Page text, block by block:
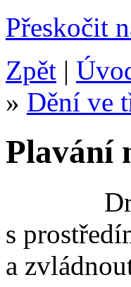
Přeskočit
Zpět |
» Dění ve
Plavání
Druháci
s
a